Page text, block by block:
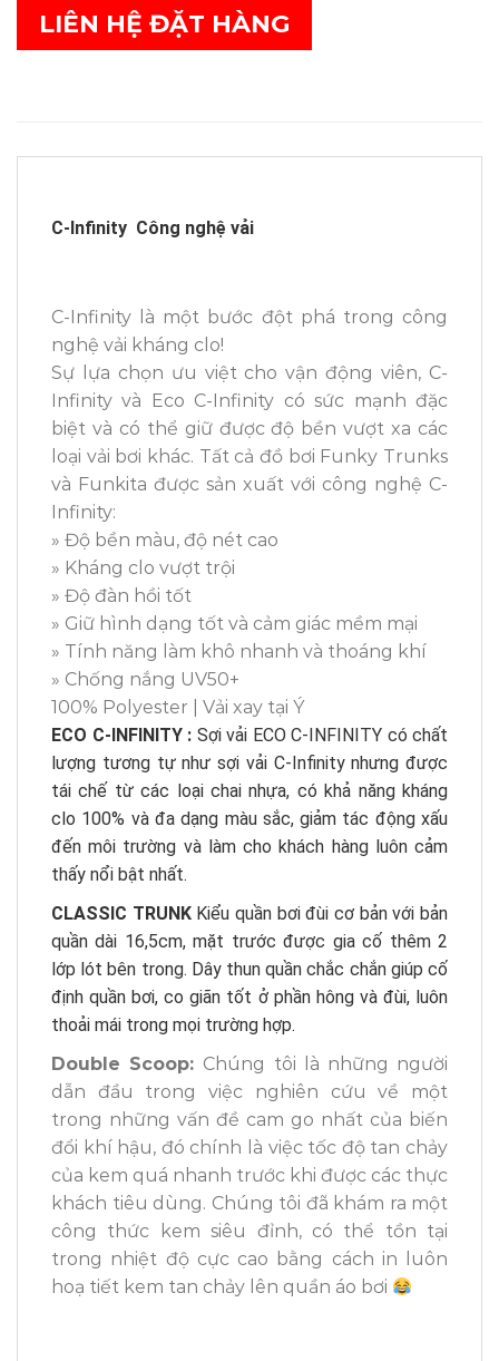
LIÊN HỆ ĐẶT HÀNG
C-Infinity Công nghệ vải
C-Infinity là một bước đột phá trong công
nghệ vải kháng clo!
Sự lựa chọn ưu việt cho vận động viên, C-
Infinity và Eco C-Infinity có sức mạnh đặc
biệt và có thể giữ được độ bền vượt xa các
loại vải bơi khác. Tất cả đồ bơi Funky Trunks
và Funkita được sản xuất với công nghệ C-
Infinity:
» Độ bền màu, độ nét cao
» Kháng clo vượt trội
» Độ đàn hồi tốt
» Giữ hình dạng tốt và cảm giác mềm mại
» Tính năng làm khô nhanh và thoáng khí
» Chống nắng UV50+
100% Polyester | Vải xay tại Ý
ECO C-INFINITY : Sợi vải ECO C-INFINITY có chất
lượng tương tự như sợi vải C-Infinity nhưng được
tái chế từ các loại chai nhựa, có khả năng kháng
clo 100% và đa dạng màu sắc, giảm tác động xấu
đến môi trường và làm cho khách hàng luôn cảm
thấy nổi bật nhất.
CLASSIC TRUNK Kiểu quần bơi đùi cơ bản với bản
quần dài 16,5cm, mặt trước được gia cố thêm 2
lớp lót bên trong. Dây thun quần chắc chắn giúp cố
định quần bơi, co giãn tốt ở phần hông và đùi, luôn
thoải mái trong mọi trường hợp.
Double Scoop: Chúng tôi là những người
dẫn đầu trong việc nghiên cứu về một
trong những vấn đề cam go nhất của biến
đổi khí hậu, đó chính là việc tốc độ tan chảy
của kem quá nhanh trước khi được các thực
khách tiêu dùng. Chúng tôi đã khám ra một
công thức kem siêu đỉnh, có thể tồn tại
trong nhiệt độ cực cao bằng cách in luôn
hoạ tiết kem tan chảy lên quần áo bơi